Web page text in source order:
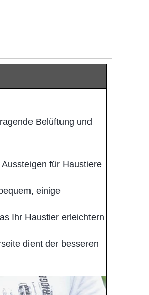
Belüftung und
für Haustiere
einige
Ihr Haustier erleichtern
dient der besseren